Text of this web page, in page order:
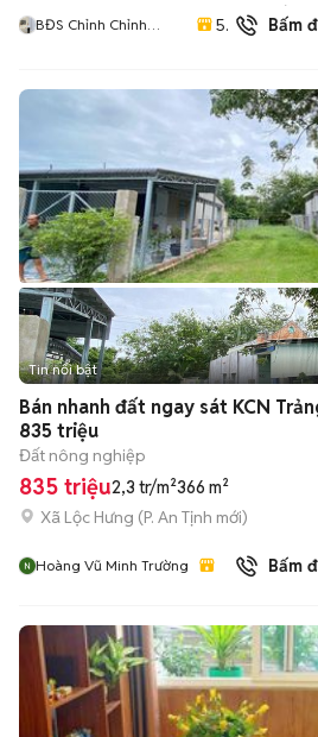
BĐS Chỉnh Chỉnh
5.0
29
đã
bán
Bấm
Tin nổi bật
Bán nhanh đất ngay sát KCN
835 triệu
Đất nông nghiệp
835 triệu2,3 tr/m²366 m²
Xã Lộc Hưng (P. An Tịnh mới)
Hoàng Vũ Minh Trường Bấm